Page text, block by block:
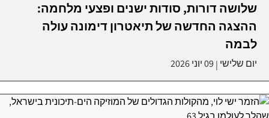
שלושה דורות, סודות ישנים ופצעי מלחמה:
ההצגה החדשה של תיאטרון דימונה עולה
לבמה
יום שלישי | 09 יוני 2026